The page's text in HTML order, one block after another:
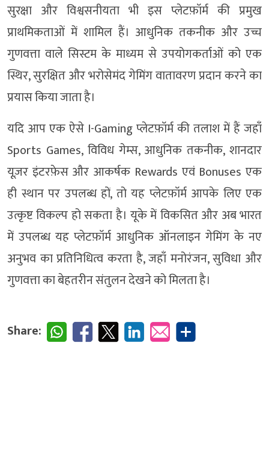
सुरक्षा और विश्वसनीयता भी इस प्लेटफ़ॉर्म की प्रमुख
प्राथमिकताओं में शामिल हैं। आधुनिक तकनीक और उच्च
गुणवत्ता वाले सिस्टम के माध्यम से उपयोगकर्ताओं को एक
स्थिर, सुरक्षित और भरोसेमंद गेमिंग वातावरण प्रदान करने का
प्रयास किया जाता है।
यदि आप एक ऐसे I-Gaming प्लेटफ़ॉर्म की तलाश में हैं जहाँ
Sports Games, विविध गेम्स, आधुनिक तकनीक, शानदार
यूज़र इंटरफ़ेस और आकर्षक Rewards एवं Bonuses एक
ही स्थान पर उपलब्ध हों, तो यह प्लेटफ़ॉर्म आपके लिए एक
उत्कृष्ट विकल्प हो सकता है। यूके में विकसित और अब भारत
में उपलब्ध यह प्लेटफ़ॉर्म आधुनिक ऑनलाइन गेमिंग के नए
अनुभव का प्रतिनिधित्व करता है, जहाँ मनोरंजन, सुविधा और
गुणवत्ता का बेहतरीन संतुलन देखने को मिलता है।
Share: